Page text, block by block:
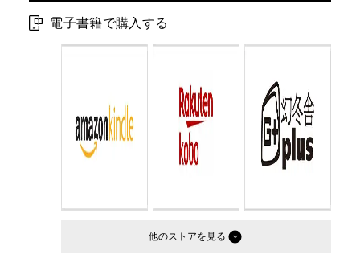
電子書籍で購入する
他のストア